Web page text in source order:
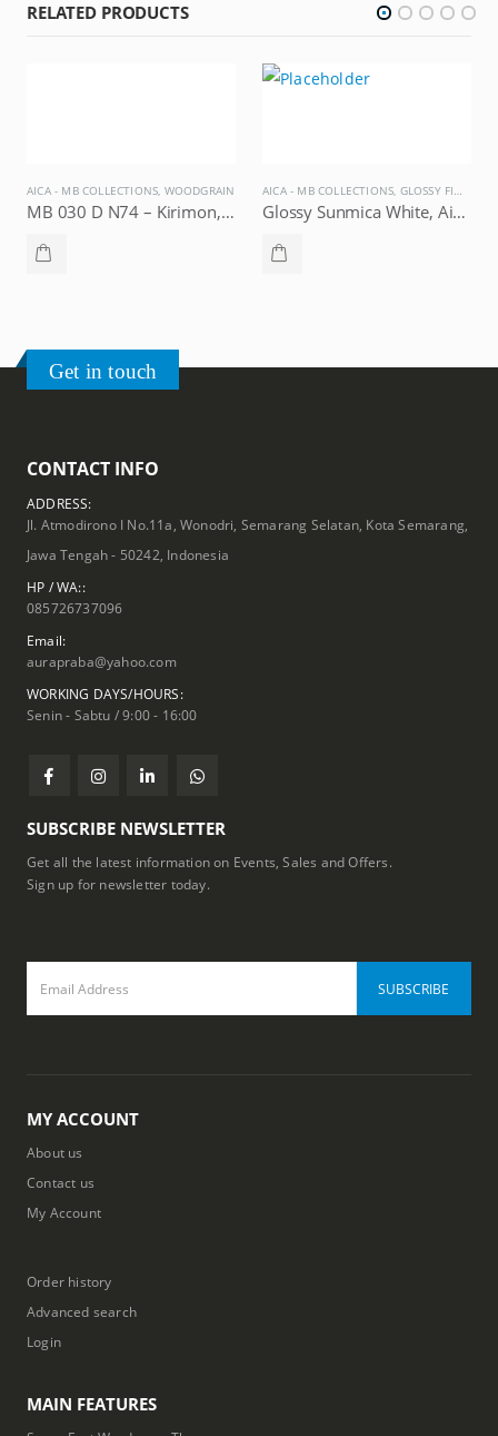
RELATED PRODUCTS
AICA - MB COLLECTIONS, WOODGRAIN
MB 030 D N74 – Kirimon, Aica – MB Collections
AICA - MB COLLECTIONS, GLOSSY FINISH
Glossy Sunmica White, Aica – MB Collections
Get in touch
CONTACT INFO
ADDRESS:
Jl. Atmodirono I No.11a, Wonodri, Semarang Selatan, Kota Semarang,
Jawa Tengah - 50242, Indonesia
HP / WA::
085726737096
Email:
aurapraba@yahoo.com
WORKING DAYS/HOURS:
Senin - Sabtu / 9:00 - 16:00
SUBSCRIBE NEWSLETTER
Get all the latest information on Events, Sales and Offers.
Sign up for newsletter today.
MY ACCOUNT
About us
Contact us
My Account
Order history
Advanced search
Login
MAIN FEATURES